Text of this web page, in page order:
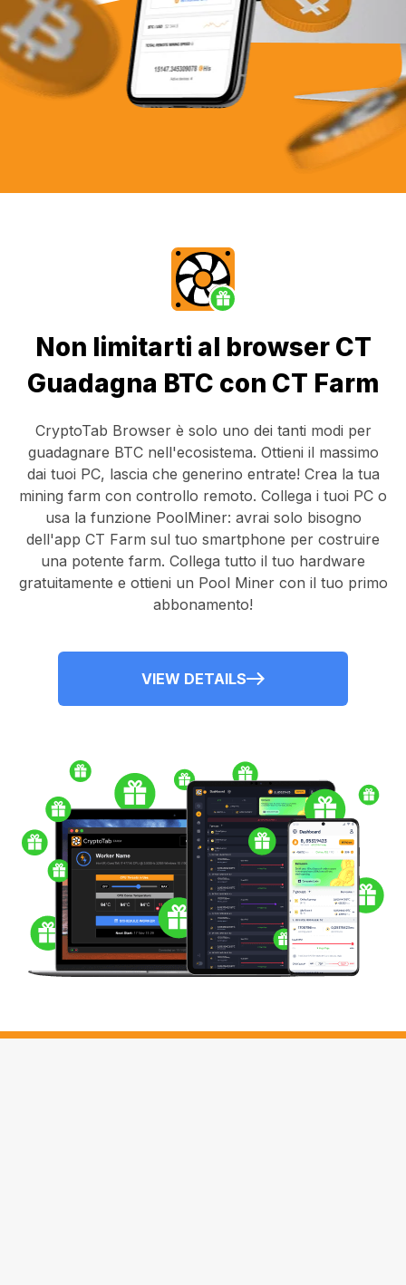
Non limitarti al browser CT
Guadagna BTC con CT Farm
CryptoTab Browserè solo uno dei tanti modi per
guadagnare BTC nell'ecosistema. Ottieni il massimo
dai tuoi PC, lascia che generino entrate! Crea la tua
mining farm con controllo remoto. Collega i tuoi PC o
usa la funzione PoolMiner: avrai solo bisogno
dell'app CT Farm sul tuo smartphone per costruire
una potente farm. Collega tutto il tuo hardware
gratuitamente e ottieni un Pool Minercon il tuo primo
abbonamento!
VIEW DETAILS